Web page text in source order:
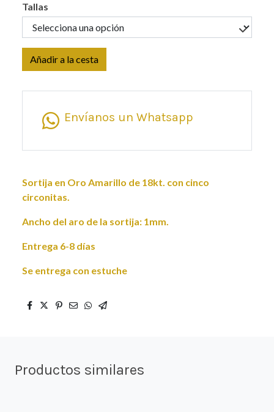
Tallas
Añadir a la cesta
Envíanos un Whatsapp
Sortija en Oro Amarillo de 18kt. con cinco
circonitas.
Ancho del aro de la sortija: 1mm.
Entrega 6-8 días
Se entrega con estuche
Productos similares